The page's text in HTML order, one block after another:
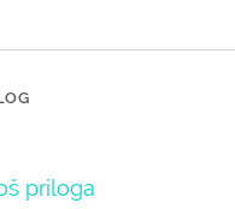
priloga